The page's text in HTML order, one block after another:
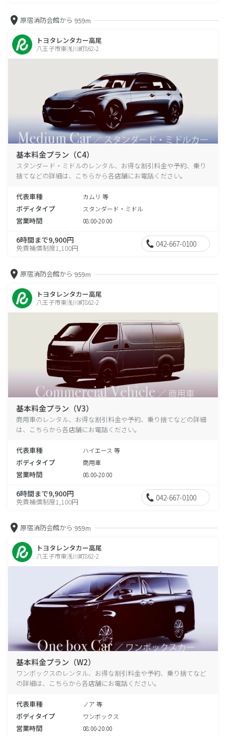
原宿消防会館から 959m
トヨタレンタカー高尾
八王子市東浅川町862-2
基本料金プラン（C4）
スタンダード・ミドルのレンタル、お得な割引料金や予約、乗り
捨てなどの詳細は、こちらから各店舗にお電話ください。
代表車種 カムリ 等
ボディタイプ スタンダード・ミドル
営業時間 08:00-20:00
6時間まで9,900円
免責補償制度1,100円 042-667-0100
原宿消防会館から 959m
トヨタレンタカー高尾
八王子市東浅川町862-2
基本料金プラン（V3）
商用車のレンタル、お得な割引料金や予約、乗り捨てなどの詳細
は、こちらから各店舗にお電話ください。
代表車種 ハイエース 等
ボディタイプ 商用車
営業時間 08:00-20:00
6時間まで9,900円
免責補償制度1,100円 042-667-0100
原宿消防会館から 959m
トヨタレンタカー高尾
八王子市東浅川町862-2
基本料金プラン（W2）
ワンボックスのレンタル、お得な割引料金や予約、乗り捨てなど
の詳細は、こちらから各店舗にお電話ください。
代表車種 ノア 等
ボディタイプ ワンボックス
営業時間 08:00-20:00